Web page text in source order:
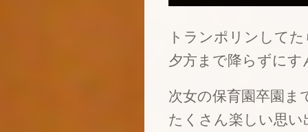
トランポリンして
夕方まで降らずに
次女の保育園卒園ま
たくさん楽しい思